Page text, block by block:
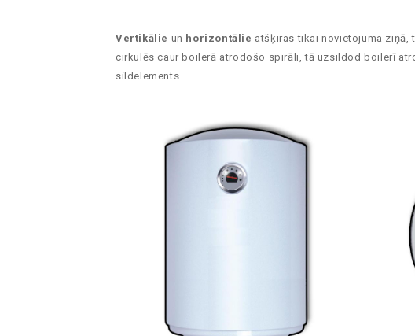
Vertikālie un horizontālie atšķiras tikai novietojuma ziņā,
cirkulēs caur boilerā atrodošo spirāli, tā uzsildod boilerī
sildelements.